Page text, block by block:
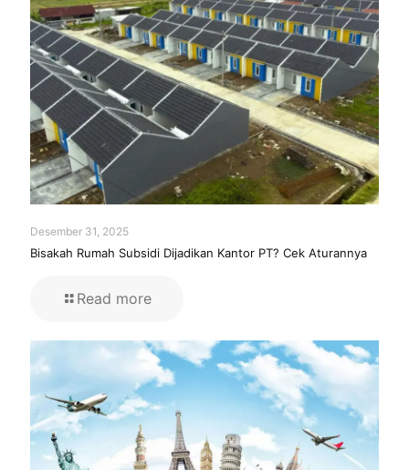
Desember 31, 2025
Bisakah Rumah Subsidi Dijadikan Kantor PT? Cek Aturannya
Read more